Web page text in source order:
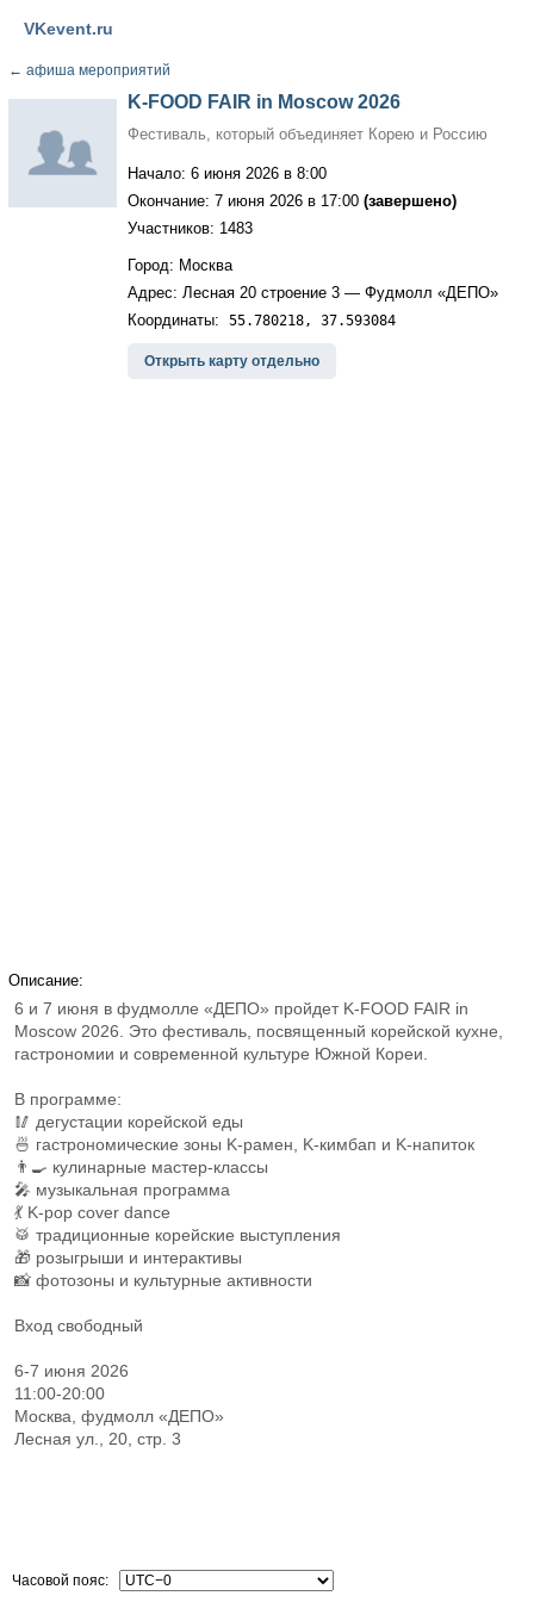
VKevent.ru
← афиша мероприятий
K-FOOD FAIR in Moscow 2026
Фестиваль, который объединяет Корею и Россию
Начало: 6 июня 2026 в 8:00
Окончание: 7 июня 2026 в 17:00 (завершено)
Участников: 1483
Город: Москва
Адрес: Лесная 20 строение 3 — Фудмолл «ДЕПО»
Координаты: 55.780218, 37.593084
Открыть карту отдельно
Описание:
6 и 7 июня в фудмолле «ДЕПО» пройдет K-FOOD FAIR in
Moscow 2026. Это фестиваль, посвященный корейской кухне,
гастрономии и современной культуре Южной Кореи.
В программе:
🥢 дегустации корейской еды
🍜 гастрономические зоны K-рамен, K-кимбап и K-напиток
👨‍🍳 кулинарные мастер-классы
🎤 музыкальная программа
💃 K-pop cover dance
🥁 традиционные корейские выступления
🎁 розыгрыши и интерактивы
📸 фотозоны и культурные активности
Вход свободный
6-7 июня 2026
11:00-20:00
Москва, фудмолл «ДЕПО»
Лесная ул., 20, стр. 3
Часовой пояс: